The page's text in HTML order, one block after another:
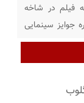
فیلم در شاخه
جوایز سینمایی
نیوز ، انجمن